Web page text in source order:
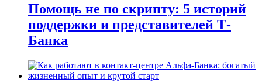
Помощь не по скрипту: 5 историй
поддержки и представителей Т-
Банка